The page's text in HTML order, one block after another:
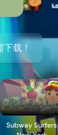
载！
Subway Surfers